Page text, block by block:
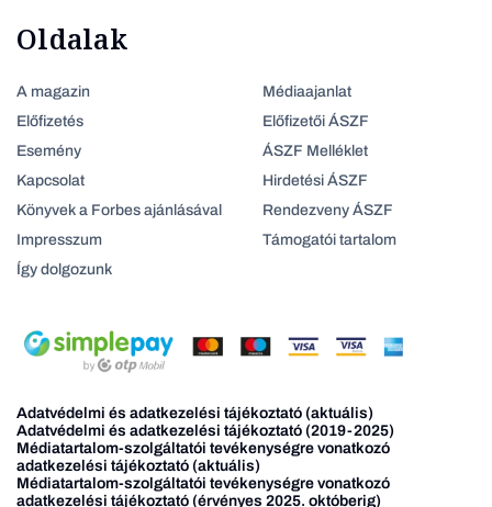
Oldalak
A magazin
Előfizetés
Esemény
Kapcsolat
Könyvek a Forbes ajánlásával
Impresszum
Így dolgozunk
Médiaajanlat
Előfizetői ÁSZF
ÁSZF Melléklet
Hirdetési ÁSZF
Rendezveny ÁSZF
Támogatói tartalom
Adatvédelmi és adatkezelési tájékoztató (aktuális)
Adatvédelmi és adatkezelési tájékoztató (2019-2025)
Médiatartalom-szolgáltatói tevékenységre vonatkozó
adatkezelési tájékoztató (aktuális)
Médiatartalom-szolgáltatói tevékenységre vonatkozó
adatkezelési tájékoztató (érvényes 2025. októberig)